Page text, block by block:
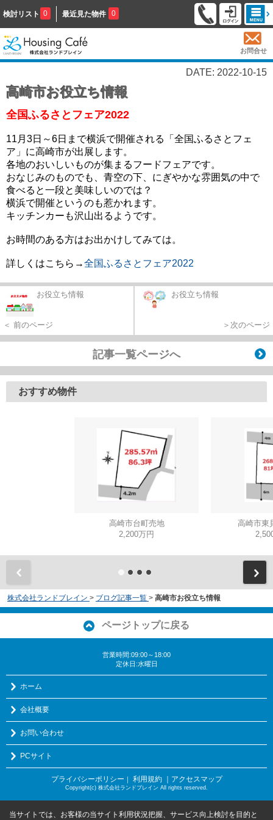
検討リスト 0 最近見た物件 0
お問合せ
DATE: 2022-10-15
高崎市お役立ち情報
全国ふるさとフェア2022
11月3日～6日まで横浜で開催される「全国ふるさとフェ
ア」に高崎市が出展します。
各地のおいしいものが集まるフードフェアです。
おなじみのものでも、青空の下、にぎやかな雰囲気の中で
食べると一段と美味しいのでは？
横浜で開催というのも惹かれます。
キッチンカーも沢山出るようです。
お時間のある方はお出かけしてみては。
詳しくはこちら→全国ふるさとフェア2022
お役立ち情報
＜ 前のページ
お役立ち情報
＞次のページ
記事一覧ページへ
おすすめ物件
高崎市台町売地
2,200万円
高崎市東
株式会社ランドブレイン > ブログ記事一覧 > 高崎市お役立ち情報
ページトップに戻る
営業時間:09:00～18:00
定休日:水曜日
ホーム
会社概要
お問い合わせ
PCサイト
プライバシーポリシー ｜ 利用規約 ｜アクセスマップ
Copyright(c) 株式会社ランドブレイン All rights reserved.
当サイトでは、お客様の当サイト利用状況把握、サービス向上検討を目的と